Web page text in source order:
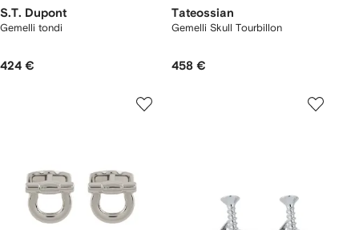
S.T. Dupont
Gemelli tondi
424 €
Tateossian
Gemelli Skull Tourbillon
458 €